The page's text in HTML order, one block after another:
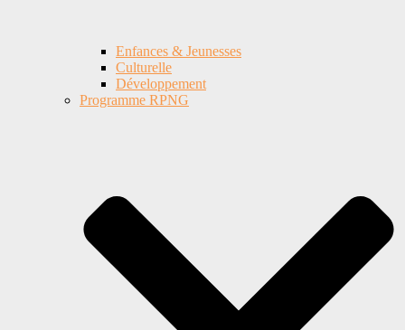
Enfances & Jeunesses
Culturelle
Développement
Programme RPNG